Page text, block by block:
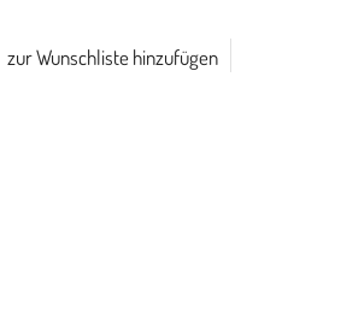
zur Wunschliste hinzufügen